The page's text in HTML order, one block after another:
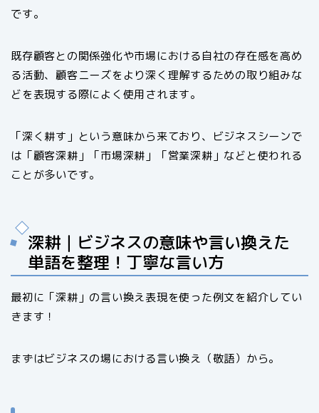
です。
既存顧客との関係強化や市場における自社の存在感を高め
る活動、顧客ニーズをより深く理解するための取り組みな
どを表現する際によく使用されます。
「深く耕す」という意味から来ており、ビジネスシーンで
は「顧客深耕」「市場深耕」「営業深耕」などと使われる
ことが多いです。
深耕｜ビジネスの意味や言い換えた
単語を整理！丁寧な言い方
最初に「深耕」の言い換え表現を使った例文を紹介してい
きます！
まずはビジネスの場における言い換え（敬語）から。